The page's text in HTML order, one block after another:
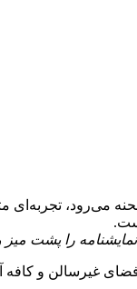
می‌رود، تجربه‌ای
را پشت
غیرسالن و کافه